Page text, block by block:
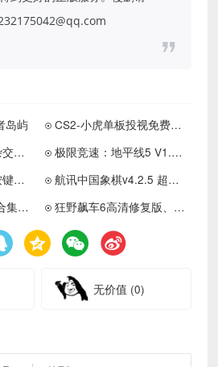
岛屿
CS2-小虎单板投视免费版助手v4.21下载
安卓植物大战僵尸杂交版 v0.12
极限竞速：地平线5 V1.632.634.0+V1.632.634.0 Off/Online Fix V8联机补丁
扣扣飞车端游键盘按键实时显示工具
航讯中国象棋v4.2.5 超多残局棋谱书籍
2023年最新pc游戏合集excel文档版
狂野飙车6高清修复版、高帧高特效、安卓11-14
无价值 (0)